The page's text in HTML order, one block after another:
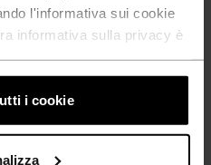
l'informativa sui cookie
informativa sulla privacy è
i cookie
TEMPERATURA